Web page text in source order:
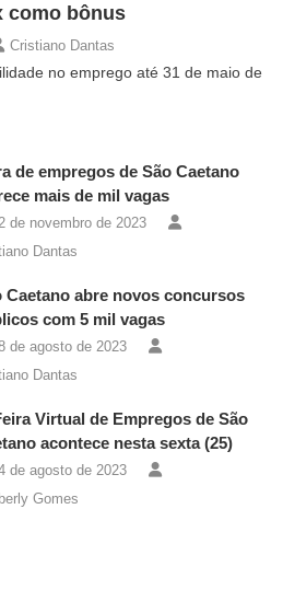
como bônus
Cristiano Dantas
no emprego até 31 de maio de
de empregos de São Caetano
mais de mil vagas
de novembro de 2023
Dantas
Caetano abre novos concursos
com 5 mil vagas
de agosto de 2023
Dantas
Virtual de Empregos de São
acontece nesta sexta (25)
de agosto de 2023
Gomes